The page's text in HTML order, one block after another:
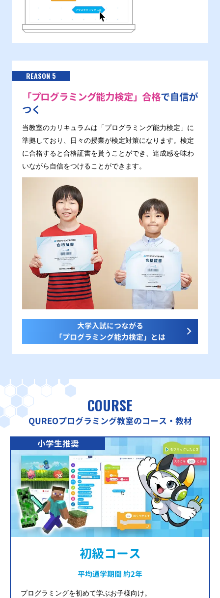
REASON 5
「プログラミング能力検定」合格で自信が
つく
当教室のカリキュラムは「プログラミング能力検定」に
準拠しており、日々の授業が検定対策になります。検定
に合格すると合格証書を貰うことができ、達成感を味わ
いながら自信をつけることができます。
大学入試につながる
「プログラミング能力検定」とは
COURSE
QUREOプログラミング教室のコース・教材
小学生推奨
初級コース
平均通学期間 約2年
プログラミングを初めて学ぶお子様向け。